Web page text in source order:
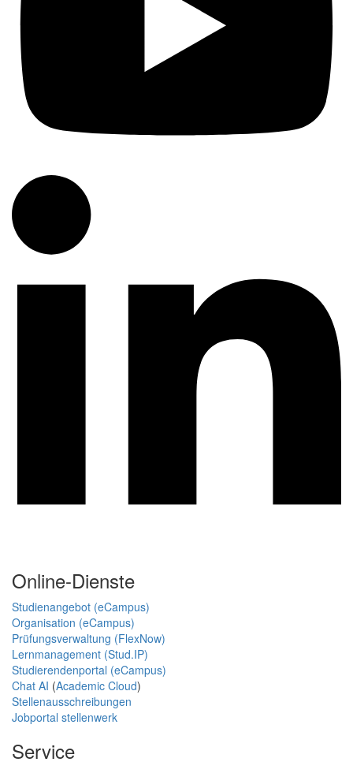
Online-Dienste
Studienangebot (eCampus)
Organisation (eCampus)
Prüfungsverwaltung (FlexNow)
Lernmanagement (Stud.IP)
Studierendenportal (eCampus)
Chat AI (Academic Cloud)
Stellenausschreibungen
Jobportal stellenwerk
Service